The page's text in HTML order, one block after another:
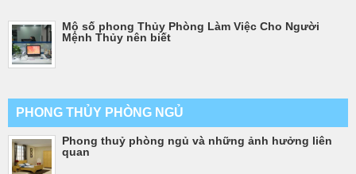
Mộ số phong Thủy Phòng Làm Việc Cho Người
Mệnh Thủy nên biết
PHONG THỦY PHÒNG NGỦ
Phong thuỷ phòng ngủ và những ảnh hưởng liên
quan